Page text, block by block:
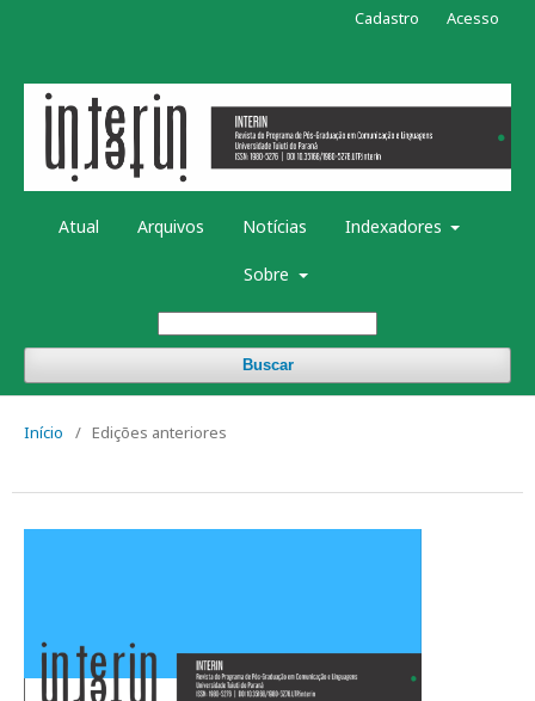
Atual Arquivos Notícias Indexadores
Sobre
Buscar
Cadastro Acesso
Início / Edições anteriores